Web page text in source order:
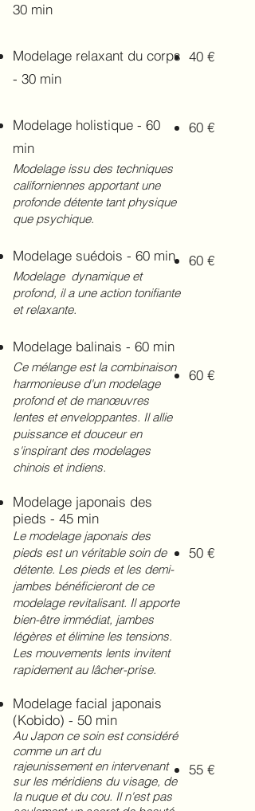
30 min
Modelage relaxant du corps
- 30 min
Modelage holistique - 60
min
Modelage issu des techniques
californiennes apportant une
profonde détente tant physique
que psychique.
Modelage suédois - 60 min
Modelage dynamique et
profond, il a une action tonifiante
et relaxante.
Modelage balinais - 60 min
Ce mélange est la combinaison
harmonieuse d'un modelage
profond et de manœuvres
lentes et enveloppantes. Il allie
puissance et douceur en
s'inspirant des modelages
chinois et indiens.
Modelage japonais des
pieds - 45 min
Le modelage japonais des
pieds est un véritable soin de
détente. Les pieds et les demi-
jambes bénéficieront de ce
modelage revitalisant. Il apporte
bien-être immédiat, jambes
légères et élimine les tensions.
Les mouvements lents invitent
rapidement au lâcher-prise.
Modelage facial japonais
(Kobido) - 50 min
Au Japon ce soin est considéré
comme un art du
rajeunissement en intervenant
sur les méridiens du visage, de
la nuque et du cou. Il n'est pas
40 €
60 €
60 €
60 €
50 €
55 €